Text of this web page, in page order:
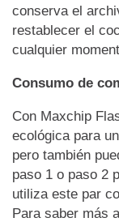
conserva el
restablecer el
cualquier
Consumo de
Con Maxchip
ecológica para
pero también
paso 1 o paso 2
utiliza este par
Para saber más